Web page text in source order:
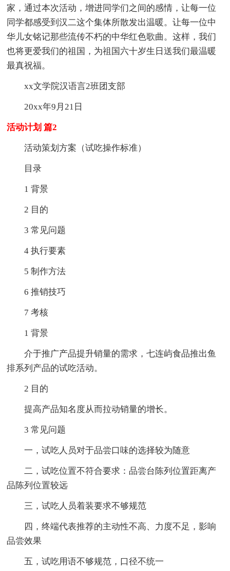
家，通过本次活动，增进同学们之间的感情，让每一位
同学都感受到汉二这个集体所散发出温暖。让每一位中
华儿女铭记那些流传不朽的中华红色歌曲。这样，我们
也将更爱我们的祖国，为祖国六十岁生日送我们最温暖
最真祝福。
xx文学院汉语言2班团支部
20xx年9月21日
活动计划 篇2
活动策划方案（试吃操作标准）
目录
1 背景
2 目的
3 常见问题
4 执行要素
5 制作方法
6 推销技巧
7 考核
1 背景
介于推广产品提升销量的需求，七连屿食品推出鱼
排系列产品的试吃活动。
2 目的
提高产品知名度从而拉动销量的增长。
3 常见问题
一，试吃人员对于品尝口味的选择较为随意
二，试吃位置不符合要求：品尝台陈列位置距离产
品陈列位置较远
三，试吃人员着装要求不够规范
四，终端代表推荐的主动性不高、力度不足，影响
品尝效果
五，试吃用语不够规范，口径不统一